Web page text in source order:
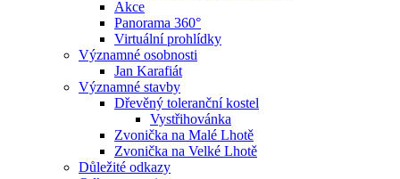
Akce
Panorama 360°
Virtuální prohlídky
Významné osobnosti
Jan Karafiát
Významné stavby
Dřevěný toleranční kostel
Vystřihovánka
Zvonička na Malé Lhotě
Zvonička na Velké Lhotě
Důležité odkazy